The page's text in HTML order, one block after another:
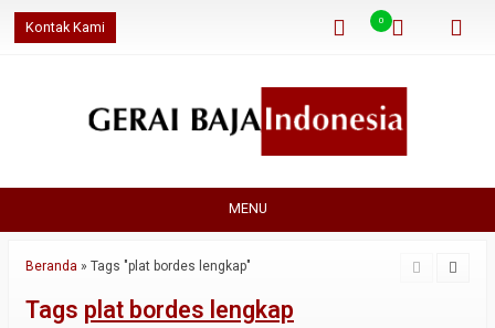
Kontak Kami 0
MENU
Beranda » Tags "plat bordes lengkap"
Tags plat bordes lengkap